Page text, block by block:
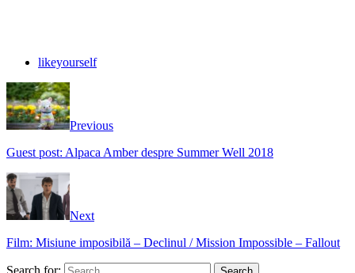
likeyourself
Previous
Guest post: Alpaca Amber despre Summer Well 2018
Next
Film: Misiune imposibilă – Declinul / Mission Impossible – Fallout